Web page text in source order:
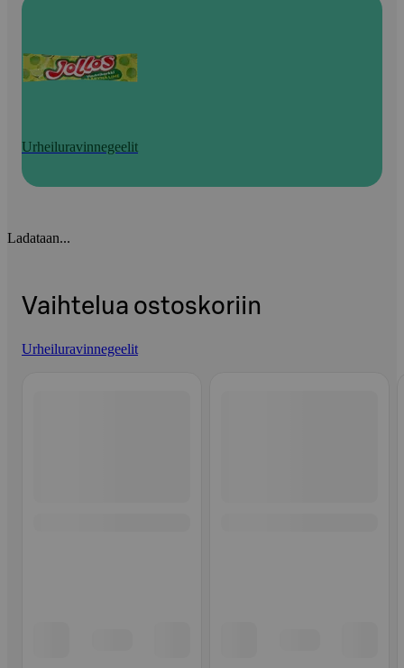
Urheiluravinnegeelit
Ladataan...
Vaihtelua ostoskoriin
Urheiluravinnegeelit